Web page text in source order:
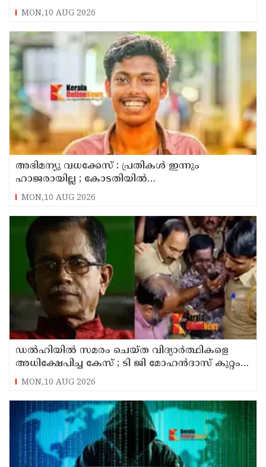
MON,10 AUG 2026
അഭിമന്യു വധക്കേസ് : പ്രതികൾ ഇന്നും
ഹാജരായില്ല ; കോടതിയിൽ
മാധ്യമപ്രവർത്തകരുള്ളതിനാൽ ഹാജരാകാൻ
ബുദ്ധിമുട്ടെന്ന് പ്രതികൾ
MON,10 AUG 2026
ഡൽഹിയിൽ സമരം ചെയ്ത വിദ്യാർത്ഥികളെ
അധിക്ഷേപിച്ച കേസ് ; ടി ജി മോഹൻദാസ് കുറ്റം
സമ്മതിച്ചു
MON,10 AUG 2026